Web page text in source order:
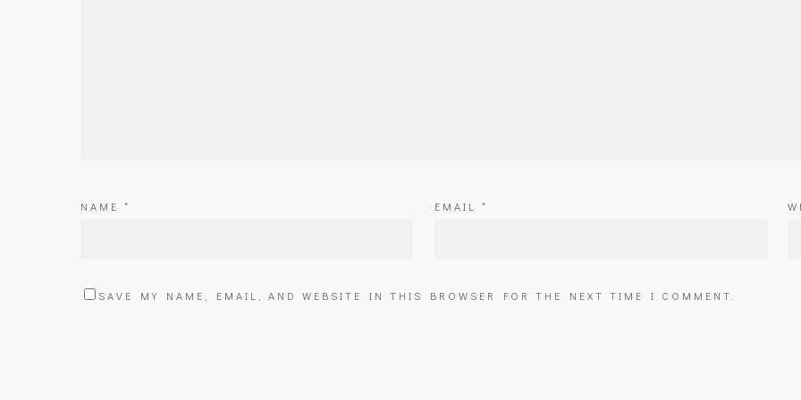
NAME * EMAIL *
SAVE MY NAME, EMAIL, AND WEBSITE IN THIS BROWSER FOR THE NEXT TIME I COMMENT.